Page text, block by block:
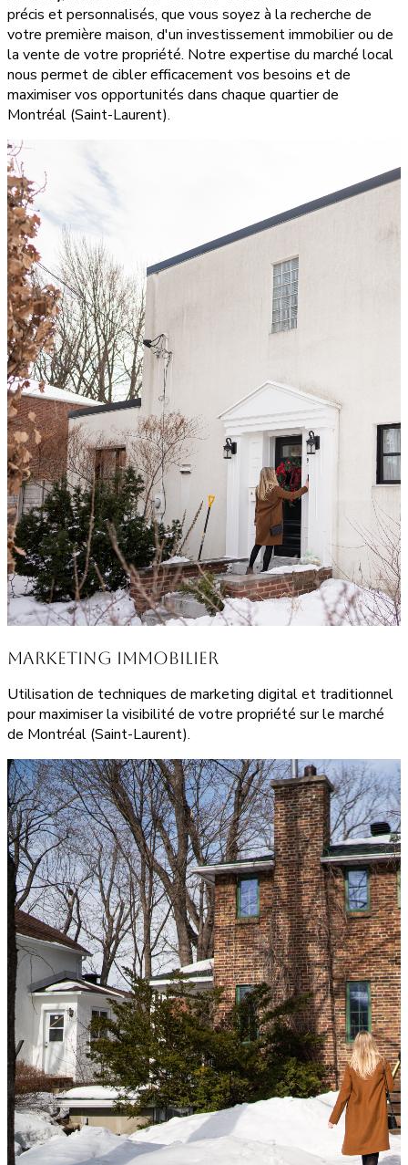
précis et personnalisés, que vous soyez à la recherche de
votre première maison, d'un investissement immobilier ou de
la vente de votre propriété. Notre expertise du marché local
nous permet de cibler efficacement vos besoins et de
maximiser vos opportunités dans chaque quartier de
Montréal (Saint-Laurent).
Marketing Immobilier
Utilisation de techniques de marketing digital et traditionnel
pour maximiser la visibilité de votre propriété sur le marché
de Montréal (Saint-Laurent).